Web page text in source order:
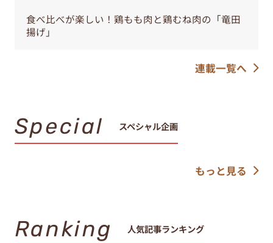
食べ比べが楽しい！鶏もも肉と鶏むね肉の「竜田
揚げ」
連載一覧へ
Special スペシャル企画
もっと見る
Ranking 人気記事ランキング